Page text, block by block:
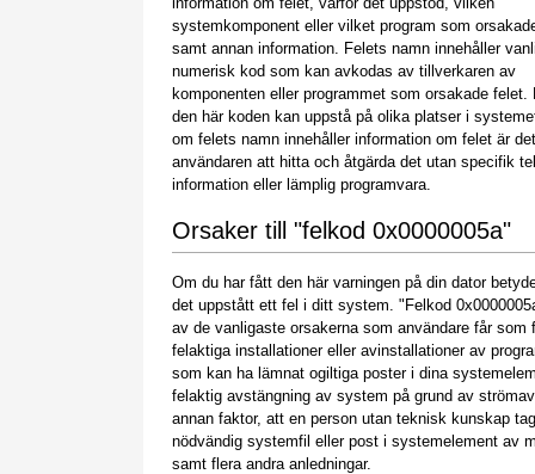
systemkomponent eller vilket program som
samt annan information. Felets namn innehåller
numerisk kod som kan avkodas av tillverkaren av
komponenten eller programmet som orsakade felet.
den här koden kan uppstå på olika platser i
om felets namn innehåller information om felet är
användaren att hitta och åtgärda det utan specifik
information eller lämplig programvara.
Orsaker till "felkod 0x0000005a"
Om du har fått den här varningen på din dator
det uppstått ett fel i ditt system. "Felkod
av de vanligaste orsakerna som användare får som
felaktiga installationer eller avinstallationer av
som kan ha lämnat ogiltiga poster i dina
felaktig avstängning av system på grund av
annan faktor, att en person utan teknisk kunskap
nödvändig systemfil eller post i systemelement av
samt flera andra anledningar.